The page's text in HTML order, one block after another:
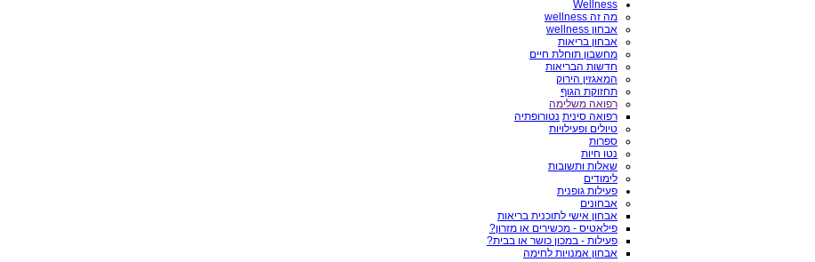
Wellness
מה זה wellness
אבחון wellness
אבחון בריאות
מחשבון תוחלת חיים
חדשות הבריאות
המאגזין הירוק
תחזוקת הגוף
רפואה משלימה
רפואה סינית נטורופתיה
טיולים ופעילויות
ספרות
נטו חיות
שאלות ותשובות
לימודים
פעילות גופנית
אבחונים
אבחון אישי לתוכנית בריאות
פילאטיס - מכשירים או מזרון?
פעילות - במכון כושר או בבית?
אבחון אמנויות לחימה